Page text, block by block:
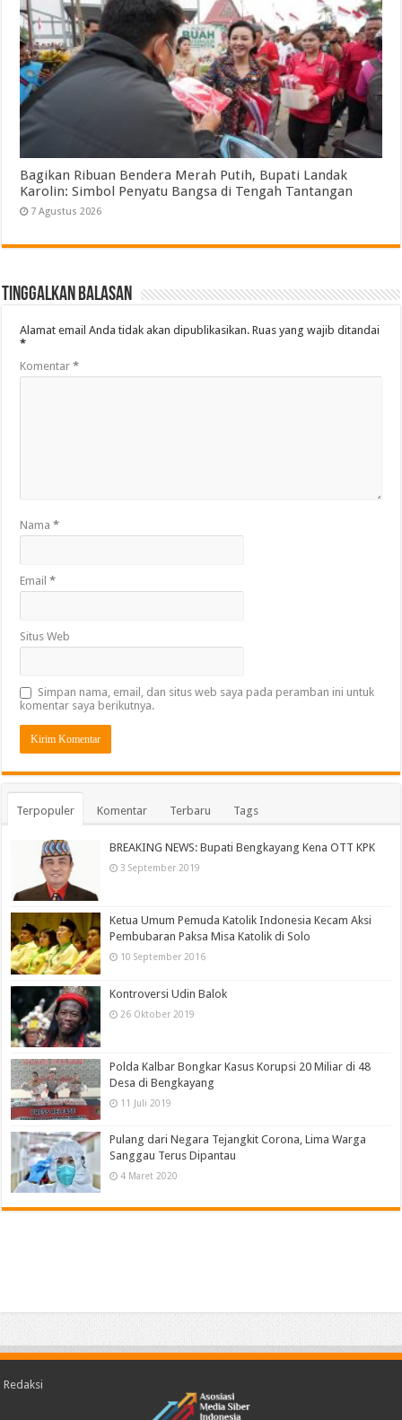
Bagikan Ribuan Bendera Merah Putih, Bupati Landak
Karolin: Simbol Penyatu Bangsa di Tengah Tantangan
7 Agustus 2026
Tinggalkan Balasan
Alamat email Anda tidak akan dipublikasikan. Ruas yang wajib ditandai
*
Komentar*
Nama*
Email*
Situs Web
Simpan nama, email, dan situs web saya pada peramban ini untuk
komentar saya berikutnya.
Terpopuler Komentar Terbaru Tags
BREAKING NEWS: Bupati Bengkayang Kena OTT KPK
3 September 2019
Ketua Umum Pemuda Katolik Indonesia Kecam Aksi
Pembubaran Paksa Misa Katolik di Solo
10 September 2016
Kontroversi Udin Balok
26 Oktober 2019
Polda Kalbar Bongkar Kasus Korupsi 20 Miliar di 48
Desa di Bengkayang
11 Juli 2019
Pulang dari Negara Tejangkit Corona, Lima Warga
Sanggau Terus Dipantau
4 Maret 2020
Redaksi